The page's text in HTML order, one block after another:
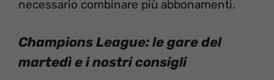
necessario combinare più abbonamenti.
Champions League: le gare del
martedì e i nostri consigli